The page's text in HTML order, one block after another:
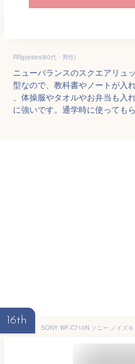
RRgypsies(60代・男性)
ニューバランスのスクエアリュ
型なので、教科書やノートが入
、体操服やタオルやお弁当も
に強いです。通学時に使っても
16th